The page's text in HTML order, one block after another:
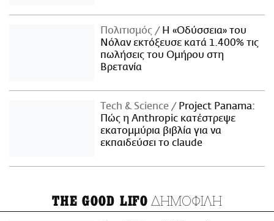
Πολιτισμός
Η «Οδύσσεια» του
Νόλαν εκτόξευσε κατά 1.400% τις
πωλήσεις του Ομήρου στη
Βρετανία
Τech & Science
Project Panama:
Πώς η Anthropic κατέστρεψε
εκατομμύρια βιβλία για να
εκπαιδεύσει το claude
THE GOOD LIFO ΔΗΜΟΦΙΛΗ